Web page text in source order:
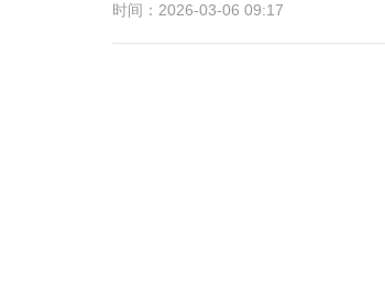
时间：2026-03-06 09:17